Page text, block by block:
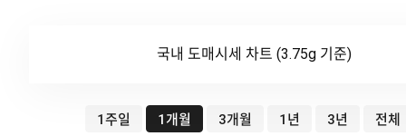
국내 도매시세 차트 (3.75g 기준)
1주일 1개월 3개월 1년 3년 전체